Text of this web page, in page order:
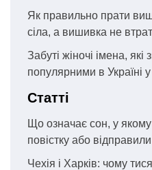
Як правильно прати
сіла, а вишивка не
Забуті жіночі імена, які
популярними в Україні
Статті
Що означає сон, у
повістку або
Чехія і Харків: чому